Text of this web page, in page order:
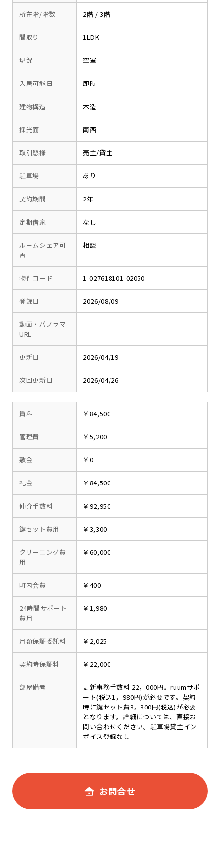
所在階/階数 2階 / 3階
間取り 1LDK
現況 空室
入居可能日 即時
建物構造 木造
採光面 南西
取引態様 売主/貸主
駐車場 あり
契約期間 2年
定期借家 なし
ルームシェア可
否
相談
物件コード 1-027618101-02050
登録日 2026/08/09
動画・パノラマ
URL
更新日 2026/04/19
次回更新日 2026/04/26
賃料 ￥84,500
管理費 ￥5,200
敷金 ￥0
礼金 ￥84,500
仲介手数料 ￥92,950
鍵セット費用 ￥3,300
クリーニング費
用
￥60,000
町内会費 ￥400
24時間サポート
費用
￥1,980
月額保証委託料 ￥2,025
契約時保証料 ￥22,000
部屋備考
更新事務手数料 22，000円。ruumサポ
ート(税込1，980円)が必要です。契約
時に鍵セット費3，300円(税込)が必要
となります。詳細については、直接お
問い合わせください。駐車場貸主イン
ボイス登録なし
お問合せ